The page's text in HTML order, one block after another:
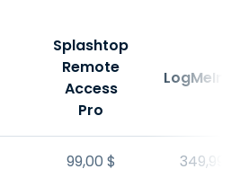
Splashtop
Remote
Access
Pro
LogMeIn
99,00 $ 349,99